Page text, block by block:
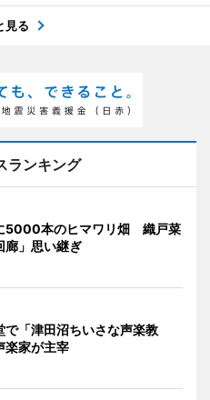
見る
ランキング
5000本のヒマワリ畑 織戸菜
廊」思い継ぎ
で「津田沼ちいさな声楽教
家が主宰